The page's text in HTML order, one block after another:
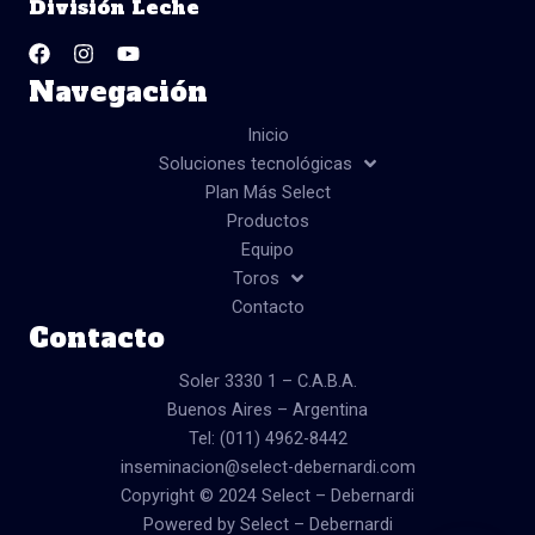
o
o
k
g
r
a
m
b
e
División Leche
a
c
e
n
s
t
o
t
Navegación
Inicio
Soluciones tecnológicas
Plan Más Select
Productos
Equipo
Toros
Contacto
Contacto
Soler 3330 1 – C.A.B.A.
Buenos Aires – Argentina
Tel: (011) 4962-8442
inseminacion@select-debernardi.com
Copyright © 2024 Select – Debernardi
Powered by Select – Debernardi